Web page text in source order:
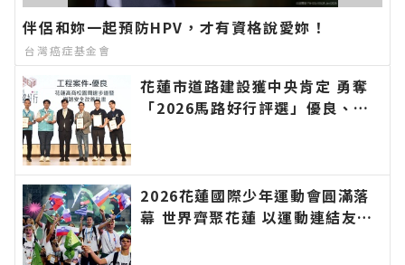
伴侶和妳一起預防HPV，才有資格說愛妳！
台灣癌症基金會
花蓮市道路建設獲中央肯定 勇奪
「2026馬路好行評選」優良、佳
新的在地資訊！
2026花蓮國際少年運動會圓滿落
幕 世界齊聚花蓮 以運動連結友